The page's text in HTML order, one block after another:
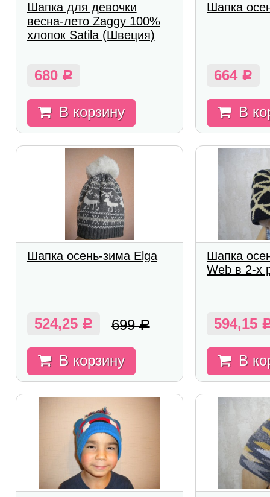
Шапка для девочки
весна-лето Zaggy 100%
хлопок Satila (Швеция)
680 Р
В корзину
Шапка
664 Р
В
Шапка осень-зима Elga
524,25 Р 699Р
В корзину
Шапка
Web в 2-х
594,15
В